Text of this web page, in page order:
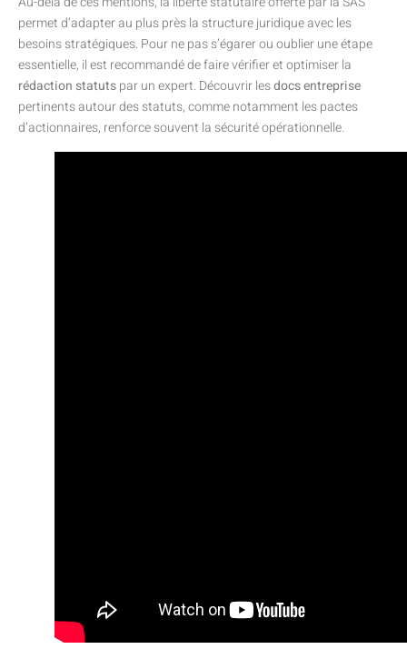
permet d’adapter au plus près la structure juridique avec les
besoins stratégiques. Pour ne pas s’égarer ou oublier une étape
essentielle, il est recommandé de faire vérifier et optimiser la
rédaction statutspar un expert. Découvrir lesdocs entreprise
pertinents autour des statuts, comme notamment les pactes
d’actionnaires, renforce souvent la sécurité opérationnelle.